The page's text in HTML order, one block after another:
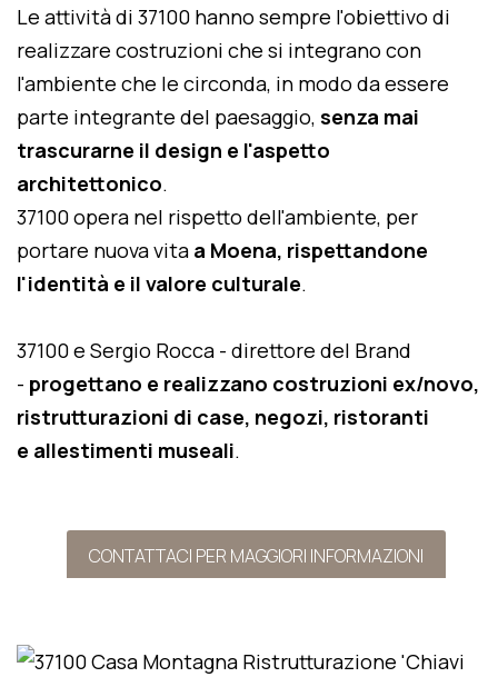
Le attività di 37100 hanno sempre l'obiettivo di
realizzare costruzioni che si integrano con
l'ambiente che le circonda, in modo da essere
parte integrante del paesaggio, senza mai
trascurarne il design e l'aspetto
architettonico.
37100 opera nel rispetto dell'ambiente, per
portare nuova vita a Moena, rispettandone
l'identità e il valore culturale.
37100 e Sergio Rocca - direttore del Brand
- progettano e realizzano costruzioni ex/novo,
ristrutturazioni di case, negozi, ristoranti
e allestimenti museali.
CONTATTACI PER MAGGIORI INFORMAZIONI